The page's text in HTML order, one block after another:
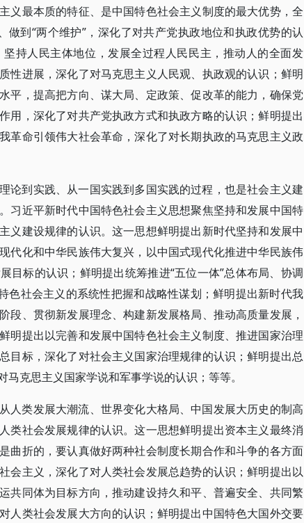
义最本质的特征、是中国特色社会主义制度的最大优势，全
做到“两个维护”，深化了对共产党执政地位和执政优势的认
持人民主体地位，发展全过程人民民主，推动人的全面发
性进展，深化了对马克思主义人民观、执政观的认识；鲜明
平，提高把方向、谋大局、定政策、促改革的能力，确保党
用，深化了对共产党执政方式和执政方略的认识；鲜明提出
革命引领伟大社会革命，深化了对长期执政的马克思主义政
论到实践、从一国实践到多国实践的过程，也是社会主义建
习近平新时代中国特色社会主义思想聚焦坚持和发展中国特
义建设规律的认识。这一思想鲜明提出新时代坚持和发展中
代化和中华民族伟大复兴，以中国式现代化推进中华民族伟
目标的认识；鲜明提出统筹推进“五位一体”总体布局、协调
色社会主义的系统性把握和战略性谋划；鲜明提出新时代我
段、贯彻新发展理念、构建新发展格局、推动高质量发展，
明提出以完善和发展中国特色社会主义制度、推进国家治理
目标，深化了对社会主义国家治理规律的认识；鲜明提出总
克思主义国家学说和军事学说的认识；等等。
人类发展大潮流、世界变化大格局、中国发展大历史的制高
类社会发展规律的认识。这一思想鲜明提出资本主义最终消
曲折的，要认真做好两种社会制度长期合作和斗争的各方面
会主义，深化了对人类社会发展总趋势的认识；鲜明提出以
共同体为目标方向，推动建设持久和平、普遍安全、共同繁
人类社会发展大方向的认识；鲜明提出中国特色大国外交要